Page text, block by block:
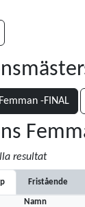
-FINAL
resultat
Fristående
Namn